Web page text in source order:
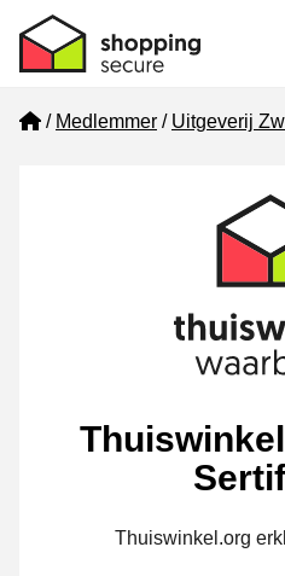
Home
Medlemmer Uitgeverij
Thuiswinkel.org